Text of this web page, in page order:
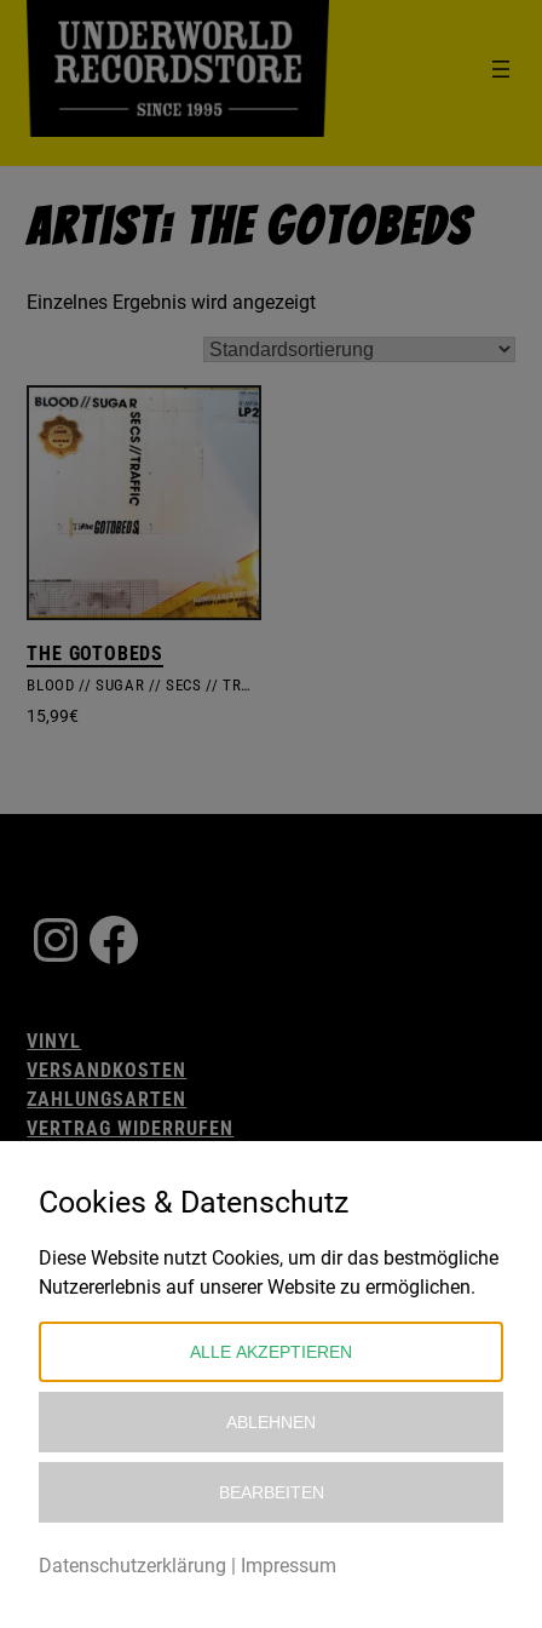
Artist: The Gotobeds
Einzelnes Ergebnis wird angezeigt
THE GOTOBEDS
BLOOD // SUGAR // SECS // TRAFFIC
15,99€
Instagram
Facebook
VINYL
VERSANDKOSTEN
ZAHLUNGSARTEN
VERTRAG WIDERRUFEN
WIDERRUFSBELEHRUNG
IMPRESSUM
Gefördert durch:
Cookies & Datenschutz
Diese Website nutzt Cookies, um dir das bestmögliche
Nutzererlebnis auf unserer Website zu ermöglichen.
ALLE AKZEPTIEREN
ABLEHNEN
BEARBEITEN
Datenschutzerklärung | Impressum